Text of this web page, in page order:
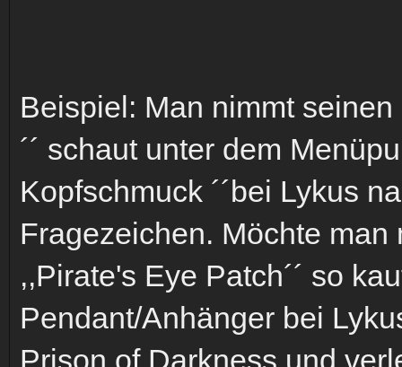
Beispiel: Man nimmt
´´ schaut unter dem
Kopfschmuck ´´bei Lykus
Fragezeichen. Möchte
,,Pirate's Eye Patch´´ so
Pendant/Anhänger bei
Prison of Darkness und